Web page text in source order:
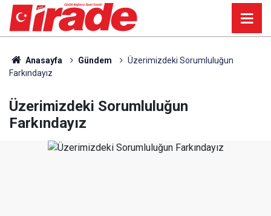
Anasayfa Gündem
Üzerimizdeki Sorumluluğun
Farkındayız
Üzerimizdeki Sorumluluğun
Farkındayız